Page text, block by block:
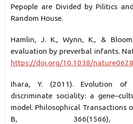
Pepople are Divided by Pilitics
Random House.
Hamlin, J. K., Wynn, K., &
evaluation by preverbal infants.
https://doi.org/10.1038/
Ihara, Y. (2011). Evolution of
discriminate sociality: a
model. Philosophical Transactions
B, 366(1566),